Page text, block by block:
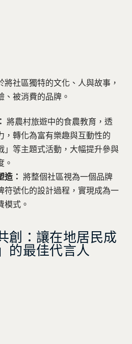
社區獨特的文化、人與故事，
、被消費的品牌。
將農村旅遊中的食農教育，透
，轉化為富有樂趣與互動性的
」等主題式活動，大幅提升參與
。
造： 將整個社區視為一個品牌
符號化的設計過程，實現成為一
模式。
創：讓在地居民成
的最佳代言人